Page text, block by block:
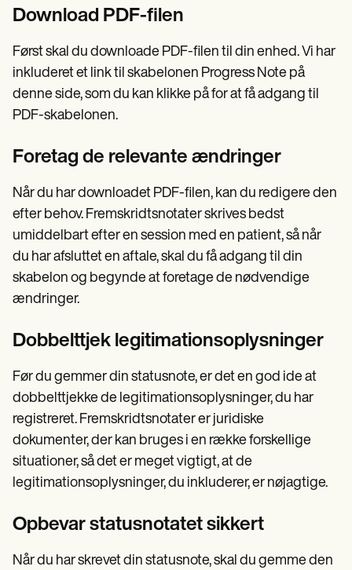
Download PDF-filen
Først skal du downloade PDF-filen til din enhed. Vi har
inkluderet et link til skabelonen Progress Note på
denne side, som du kan klikke på for at få adgang til
PDF-skabelonen.
Foretag de relevante ændringer
Når du har downloadet PDF-filen, kan du redigere den
efter behov. Fremskridtsnotater skrives bedst
umiddelbart efter en session med en patient, så når
du har afsluttet en aftale, skal du få adgang til din
skabelon og begynde at foretage de nødvendige
ændringer.
Dobbelttjek legitimationsoplysninger
Før du gemmer din statusnote, er det en god ide at
dobbelttjekke de legitimationsoplysninger, du har
registreret. Fremskridtsnotater er juridiske
dokumenter, der kan bruges i en række forskellige
situationer, så det er meget vigtigt, at de
legitimationsoplysninger, du inkluderer, er nøjagtige.
Opbevar statusnotatet sikkert
Når du har skrevet din statusnote, skal du gemme den